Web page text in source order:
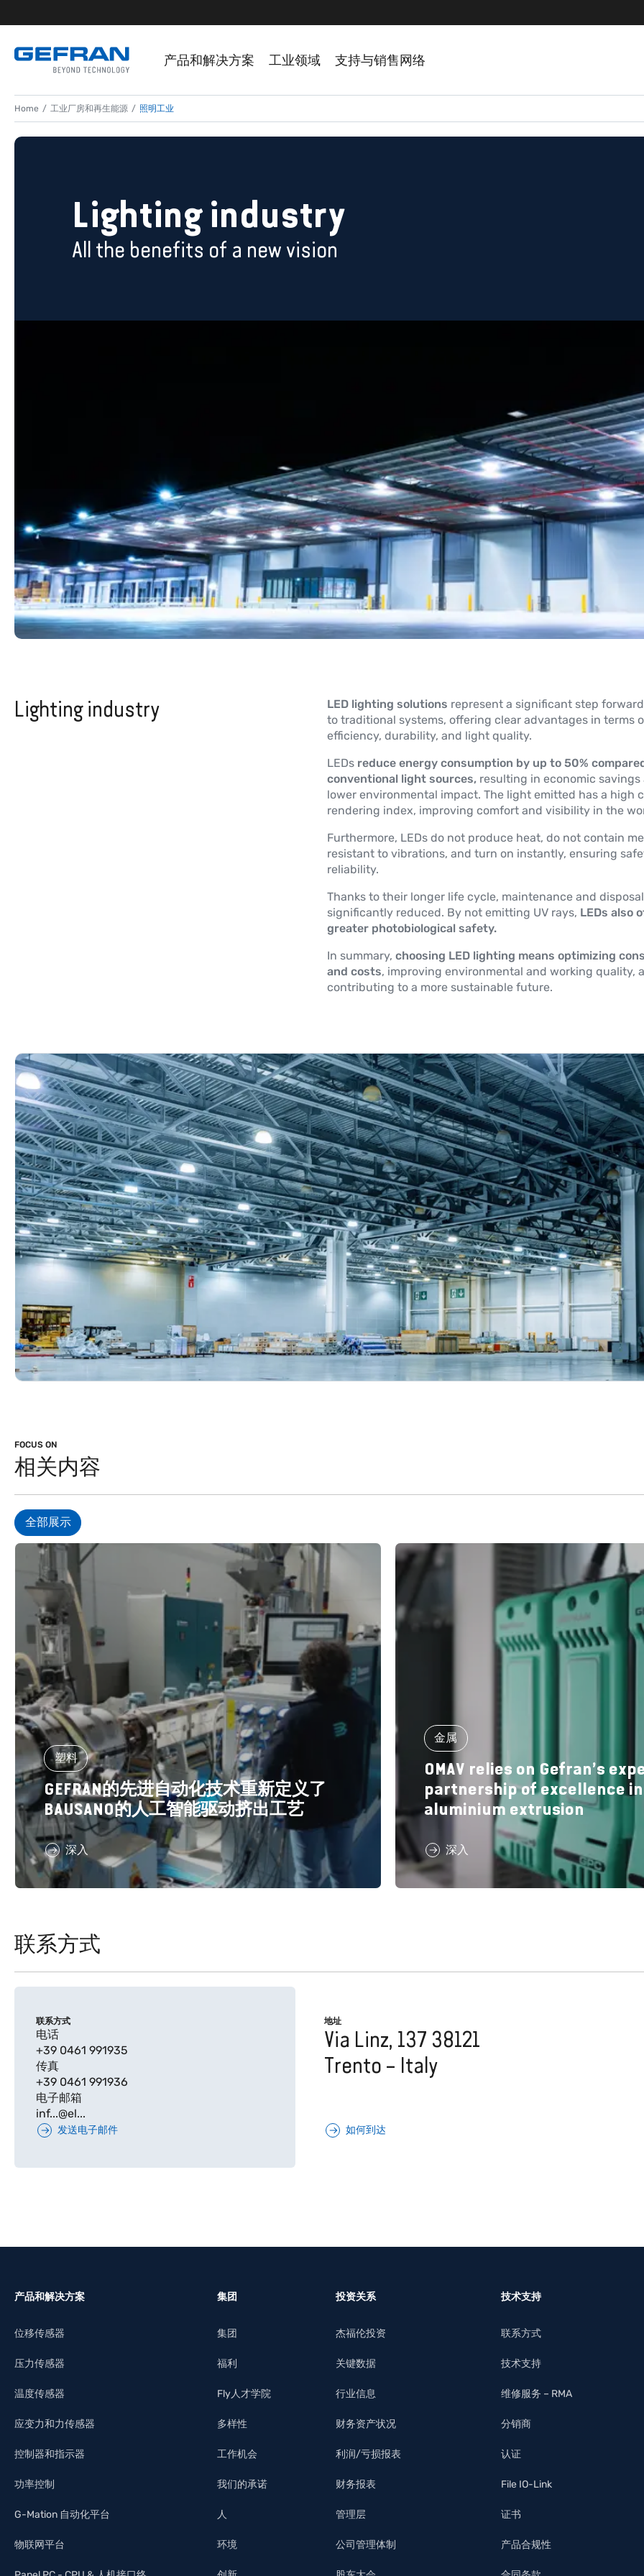
产品和解决方案 工业领域 支持与销售网络
Home 工业厂房和再生能源 照明工业
Lighting industry
All the benefits of a new vision
Lighting industry LED lighting solutions represent a significant step
to traditional systems, offering clear advantages in terms
efficiency, durability, and light quality.
LEDsreduce energy consumption by up to 50%
conventional light sources,resulting in economic savings
lower environmental impact. The light emitted has a high
rendering index, improving comfort and visibility in the
Furthermore, LEDs do not produce heat, do not contain
resistant to vibrations, and turn on instantly, ensuring
reliability.
Thanks to their longer life cycle, maintenance and
significantly reduced. By not emitting UV rays, LEDs also
greater photobiological safety.
In summary, choosing LED lighting means optimizing
and costs, improving environmental and working quality,
contributing to a more sustainable future.
FOCUS ON
相关内容
全部展示
塑料
GEFRAN的先进自动化技术重新定义了
BAUSANO的人工智能驱动挤出工艺
深入
金属
OMAV relies on Gefran’s
partnership of excellence
aluminium extrusion
深入
联系方式
联系方式
电话
+39 0461 991935
传真
+39 0461 991936
电子邮箱
inf...@el...
发送电子邮件
地址
Via Linz, 137 38121
Trento – Italy
如何到达
产品和解决方案
位移传感器
压力传感器
温度传感器
应变力和力传感器
控制器和指示器
功率控制
G-Mation 自动化平台
物联网平台
集团
集团
福利
Fly人才学院
多样性
工作机会
我们的承诺
人
环境
投资关系
杰福伦投资
关键数据
行业信息
财务资产状况
利润/亏损报表
财务报表
管理层
公司管理体制
技术支持
联系方式
技术支持
维修服务 – RMA
分销商
认证
File IO-Link
证书
产品合规性